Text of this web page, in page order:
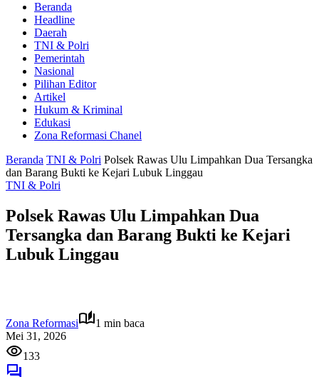
Beranda
Headline
Daerah
TNI & Polri
Pemerintah
Nasional
Pilihan Editor
Artikel
Hukum & Kriminal
Edukasi
Zona Reformasi Chanel
Beranda TNI & Polri Polsek Rawas Ulu Limpahkan Dua Tersangka
dan Barang Bukti ke Kejari Lubuk Linggau
TNI & Polri
Polsek Rawas Ulu Limpahkan Dua
Tersangka dan Barang Bukti ke Kejari
Lubuk Linggau
Zona Reformasi
1 min baca
Mei 31, 2026
133